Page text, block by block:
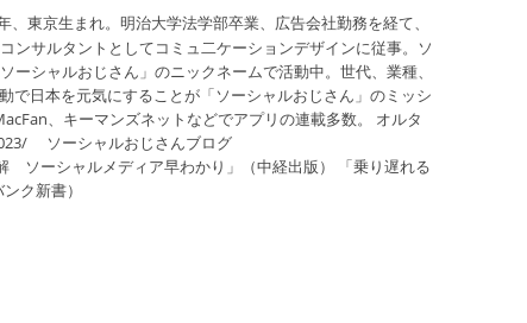
、東京生まれ。明治大学法学部卒業、広告会社勤務を経て、
ンサルタントとしてコミュ二ケーションデザインに従事。ソ
ーシャルおじさん」のニックネームで活動中。世代、業種、
で日本を元気にすることが「ソーシャルおじさん」のミッシ
、キーマンズネットなどでアプリの連載多数。 オルタ
ソーシャルおじさんブログ
シャルメディア早わかり」（中経出版） 「乗り遅れる
ク新書）